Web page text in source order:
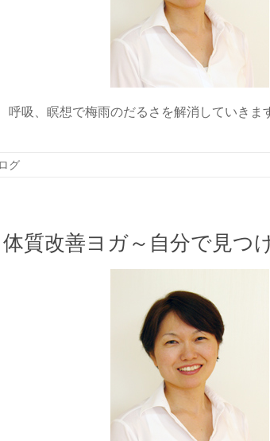
吸、瞑想で梅雨のだるさを解消していき
グ
質改善ヨガ～自分で見つ